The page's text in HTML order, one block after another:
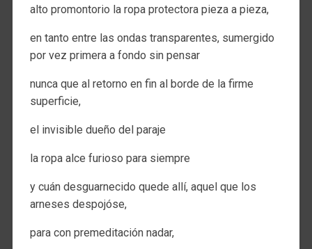
alto promontorio la ropa protectora pieza a pieza,
en tanto entre las ondas transparentes, sumergido
por vez primera a fondo sin pensar
nunca que al retorno en fin al borde de la firme
superficie,
el invisible dueño del paraje
la ropa alce furioso para siempre
y cuán desguarnecido quede allí, aquel que los
arneses despojóse,
para con premeditación nadar,